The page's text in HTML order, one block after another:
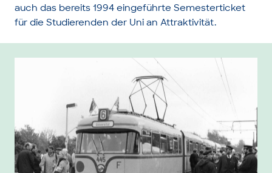
auch das bereits 1994 eingeführte Semesterticket
für die Studierenden der Uni an Attraktivität.